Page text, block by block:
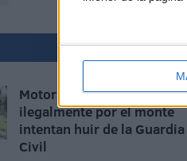
Motoristas que circulaban
ilegalmente por el monte
intentan huir de la Guardia
Civil